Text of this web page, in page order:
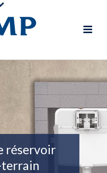
réservoir